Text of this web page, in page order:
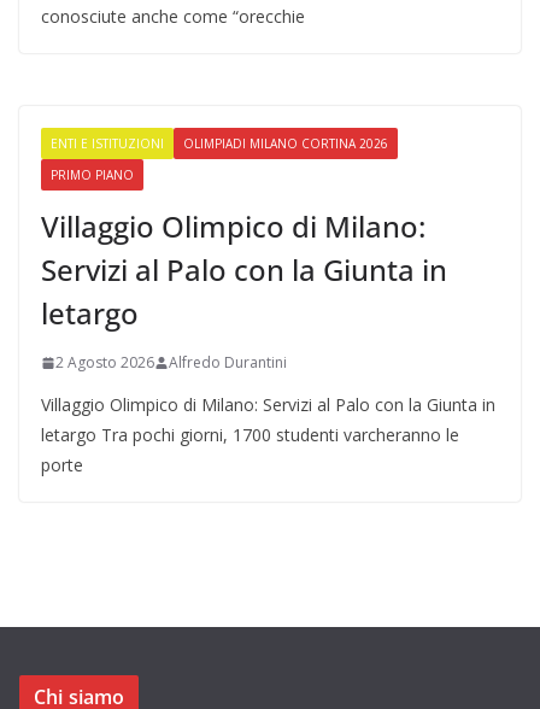
conosciute anche come “orecchie
ENTI E ISTITUZIONI
OLIMPIADI MILANO CORTINA 2026
PRIMO PIANO
Villaggio Olimpico di Milano:
Servizi al Palo con la Giunta in
letargo
2 Agosto 2026 Alfredo Durantini
Villaggio Olimpico di Milano: Servizi al Palo con la Giunta in
letargo Tra pochi giorni, 1700 studenti varcheranno le
porte
Chi siamo